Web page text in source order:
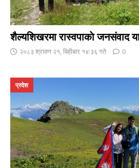
शैल्यशिखरमा रास्वपाकाे जनसंवाद
२०८३ श्रावण २१, बिहीबार १४:३६ गते 0
प्रदेश